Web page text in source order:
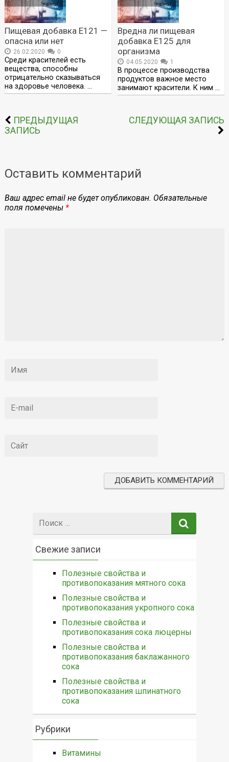
Пищевая добавка Е121 —
опасна или нет
26.02.2020 0
Среди красителей есть
вещества, способны
отрицательно сказываться
на здоровье человека. …
Вредна ли пищевая
добавка Е125 для
организма
04.05.2020 1
В процессе производства
продуктов важное место
занимают красители. К ним …
ПРЕДЫДУЩАЯ
ЗАПИСЬ
СЛЕДУЮЩАЯ ЗАПИСЬ
Оставить комментарий
Ваш адрес email не будет опубликован. Обязательные
поля помечены *
Свежие записи
Полезные свойства и
противопоказания мятного сока
Полезные свойства и
противопоказания укропного сока
Полезные свойства и
противопоказания сока люцерны
Полезные свойства и
противопоказания баклажанного
сока
Полезные свойства и
противопоказания шпинатного
сока
Рубрики
Витамины